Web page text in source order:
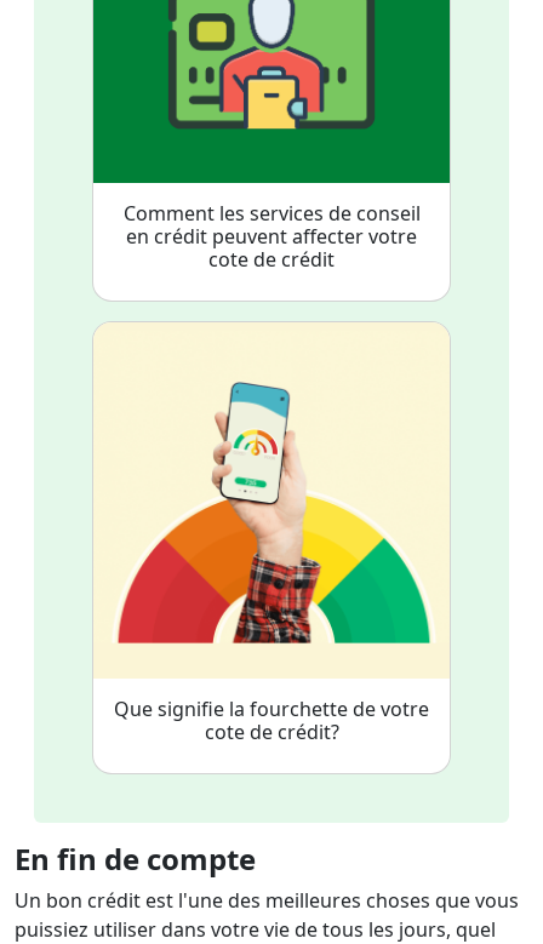
Comment les services de conseil
en crédit peuvent affecter votre
cote de crédit
Que signifie la fourchette de votre
cote de crédit?
En fin de compte
Un bon crédit est l'une des meilleures choses que vous
puissiez utiliser dans votre vie de tous les jours, quel